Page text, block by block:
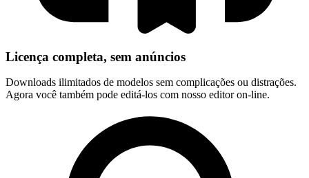
Licença completa, sem anúncios
Downloads ilimitados de modelos sem complicações ou distrações.
Agora você também pode editá-los com nosso editor on-line.